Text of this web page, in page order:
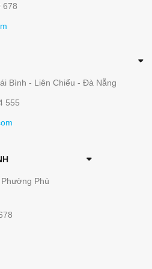
678
Bình - Liên Chiểu - Đà Nẵng
555
Phú